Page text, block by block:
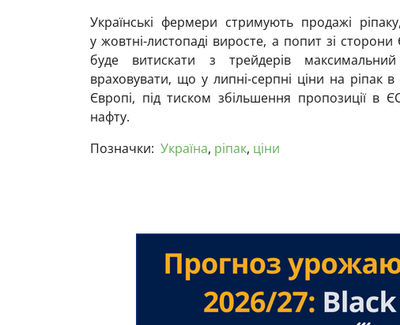
Українські фермери стримують продажі
у жовтні-листопаді виросте, а попит зі
буде витискати з трейдерів
враховувати, що у липні-серпні ціни на ріпак
Європі, під тиском збільшення пропозиції в
нафту.
Позначки: Україна, ріпак, ціни